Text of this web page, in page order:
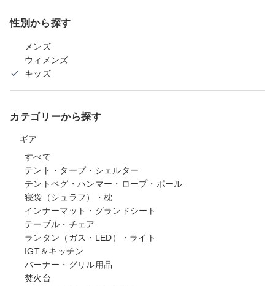
性別から探す
メンズ
ウィメンズ
キッズ
カテゴリーから探す
ギア
すべて
テント・タープ・シェルター
テントペグ・ハンマー・ロープ・ポール
寝袋（シュラフ）・枕
インナーマット・グランドシート
テーブル・チェア
ランタン（ガス・LED）・ライト
IGT＆キッチン
バーナー・グリル用品
焚火台